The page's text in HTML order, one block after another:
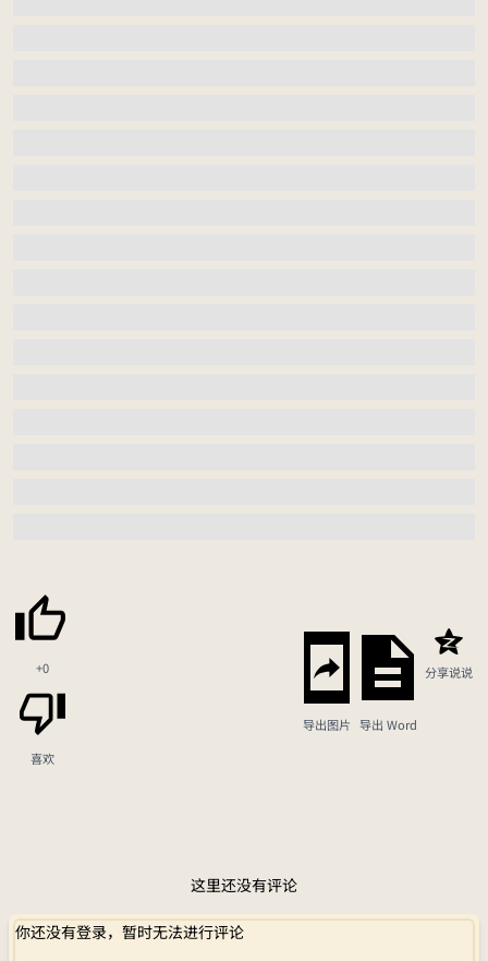
+0
喜欢
导出图片 导出 Word
分享说说
这里还没有评论
你还没有登录，暂时无法进行评论